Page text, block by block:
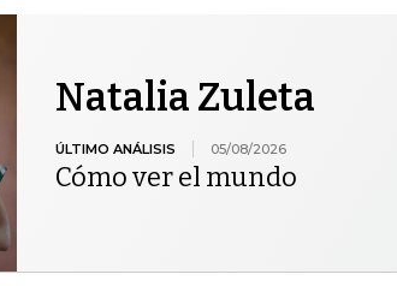
Natalia Zuleta
ÚLTIMO ANÁLISIS 05/08/2026
Cómo ver el mundo